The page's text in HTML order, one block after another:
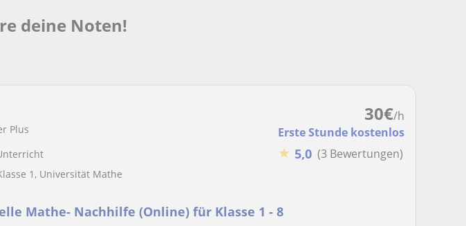
deine Noten!
30€/h
Erste Stunde kostenlos
★ 5,0 (3 Bewertungen)
Plus
1, Universität Mathe
Mathe- Nachhilfe (Online) für Klasse 1 - 8